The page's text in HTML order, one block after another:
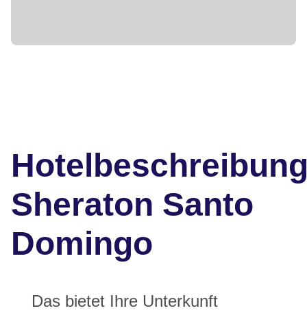
Sheraton Santo
Domingo
Das bietet Ihre Unterkunft